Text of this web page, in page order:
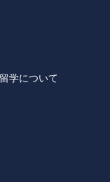
学について